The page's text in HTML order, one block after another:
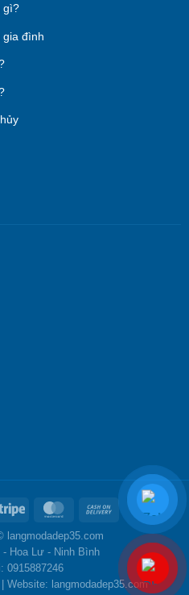
gì?
gia đình
langmodadep35.com
Hoa Lư - Ninh Bình
0915887246
Website: langmodadep35.com